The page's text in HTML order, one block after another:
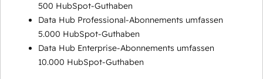
500 HubSpot-Guthaben
Data Hub Professional-Abonnements umfassen
5.000 HubSpot-Guthaben
Data Hub Enterprise-Abonnements umfassen
10.000 HubSpot-Guthaben